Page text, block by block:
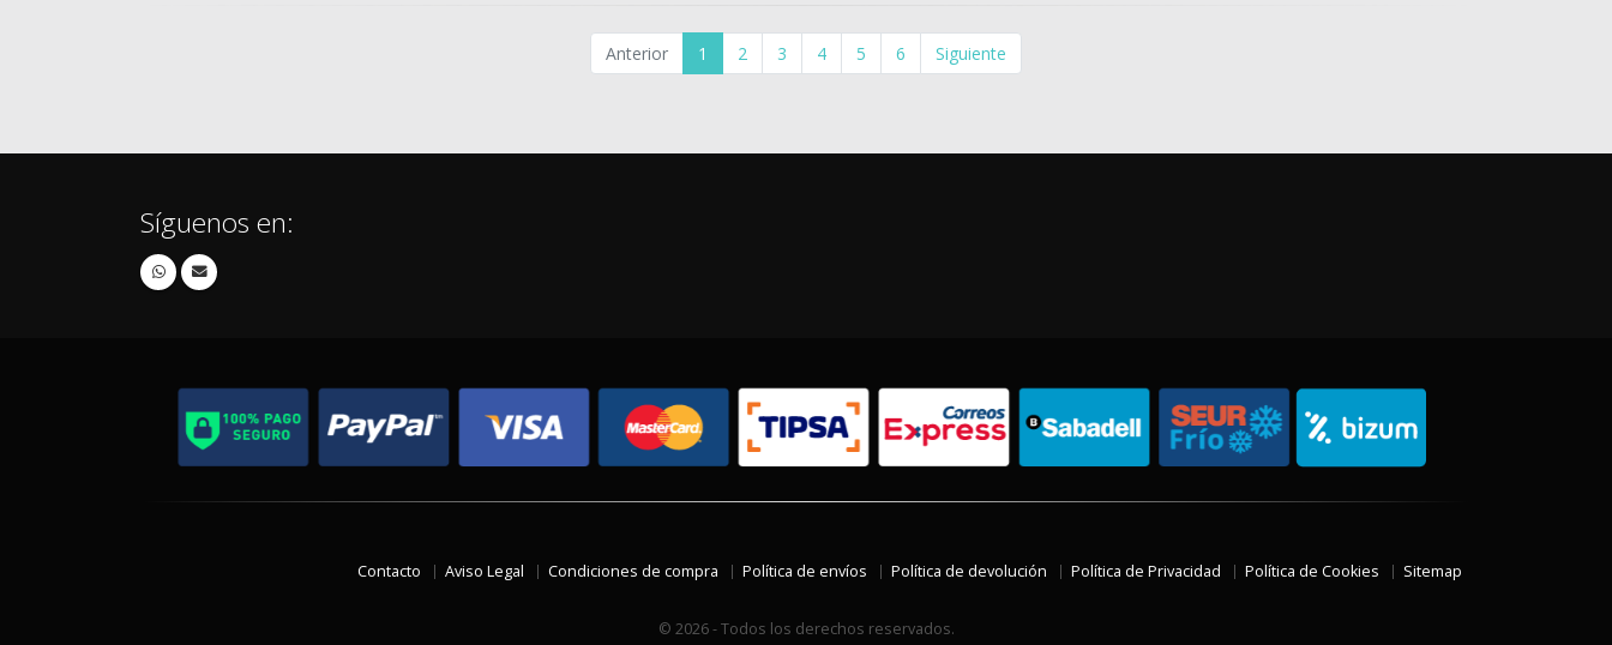
Anterior 1 2 3 4 5 6 Siguiente
Síguenos en:
Contacto Aviso Legal Condiciones de compra Política de envíos Política de devolución Política de Privacidad Política de Cookies Sitemap
© 2026 - Todos los derechos reservados.